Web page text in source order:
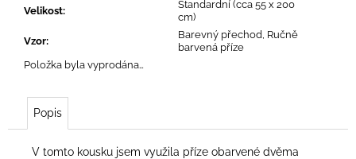
Velikost:
Standardní (cca 55 x 200
cm)
Vzor:
Barevný přechod, Ručně
barvená příze
Položka byla vyprodána…
Popis
V tomto kousku jsem využila příze obarvené dvěma